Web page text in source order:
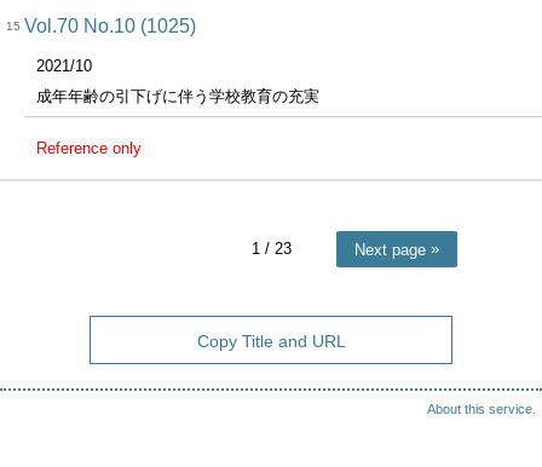
15 Vol.70 No.10 (1025)
2021/10
成年年齢の引下げに伴う学校教育の充実
Reference only
1/ 23 Next page
Copy Title and URL
About this service.